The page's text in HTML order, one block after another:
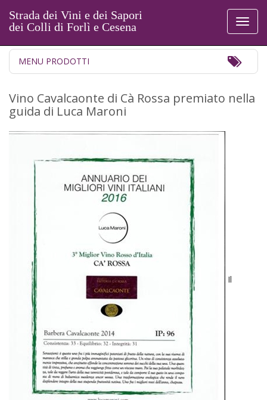
Strada dei Vini e dei Sapori
dei Colli di Forlì e Cesena
MENU PRODOTTI
Vino Cavalcaonte di Cà Rossa premiato nella
guida di Luca Maroni
Il